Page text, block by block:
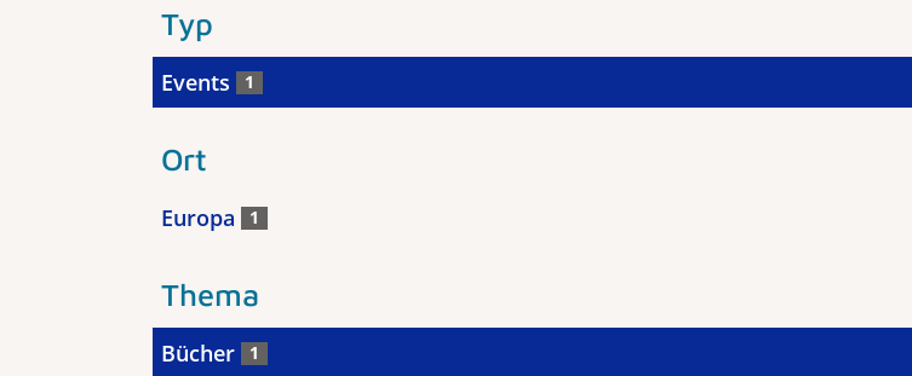
Typ
Events 1
Ort
Europa 1
Thema
Bücher 1